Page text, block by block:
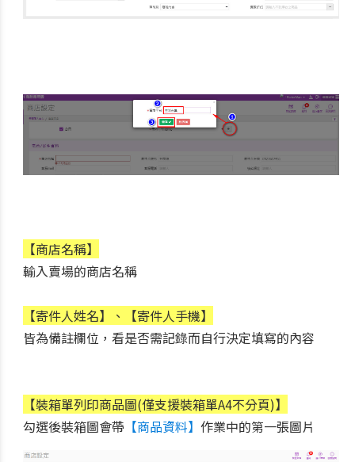
【商店名稱】
輸入賣場的商店名稱
【寄件人姓名】、【寄件人手機】
皆為備註欄位，看是否需記錄而自行決定填寫的內容
【裝箱單列印商品圖(僅支援裝箱單A4不分頁)】
勾選後裝箱圖會帶 【商品資料】 作業中的第一張圖片